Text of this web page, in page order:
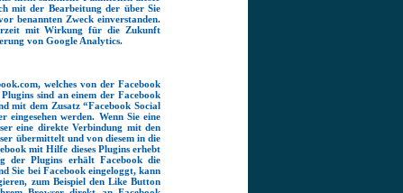
mit der Bearbeitung der über Sie
benannten Zweck einverstanden.
mit Wirkung für die Zukunft
von Google Analytics.
welches von der Facebook
sind an einem der Facebook
mit dem Zusatz “Facebook Social
eingesehen werden. Wenn Sie eine
eine direkte Verbindung mit den
übermittelt und von diesem in die
mit Hilfe dieses Plugins erhebt
der Plugins erhält Facebook die
Sie bei Facebook eingeloggt, kann
zum Beispiel den Like Button